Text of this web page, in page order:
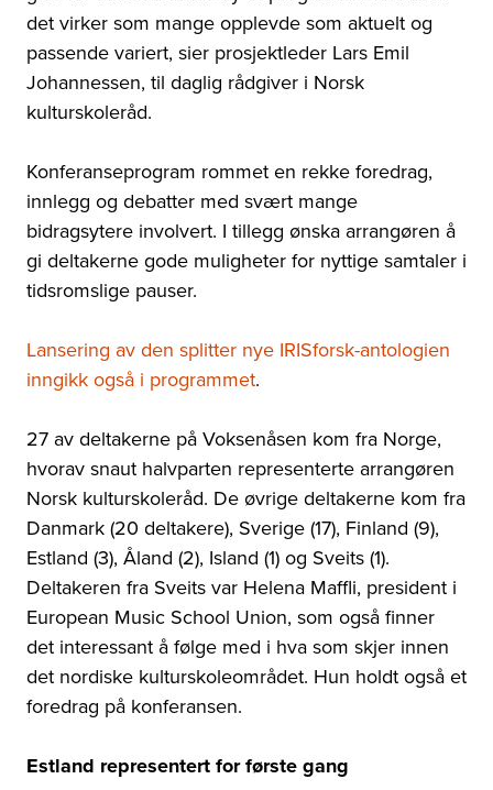
det virker som mange opplevde som aktuelt og
passende variert, sier prosjektleder Lars Emil
Johannessen, til daglig rådgiver i Norsk
kulturskoleråd.
Konferanseprogram rommet en rekke foredrag,
innlegg og debatter med svært mange
bidragsytere involvert. I tillegg ønska arrangøren å
gi deltakerne gode muligheter for nyttige samtaler i
tidsromslige pauser.
Lansering av den splitter nye IRISforsk-antologien
inngikk også i programmet.
27 av deltakerne på Voksenåsen kom fra Norge,
hvorav snaut halvparten representerte arrangøren
Norsk kulturskoleråd. De øvrige deltakerne kom fra
Danmark (20 deltakere), Sverige (17), Finland (9),
Estland (3), Åland (2), Island (1) og Sveits (1).
Deltakeren fra Sveits var Helena Maffli, president i
European Music School Union, som også finner
det interessant å følge med i hva som skjer innen
det nordiske kulturskoleområdet. Hun holdt også et
foredrag på konferansen.
Estland representert for første gang